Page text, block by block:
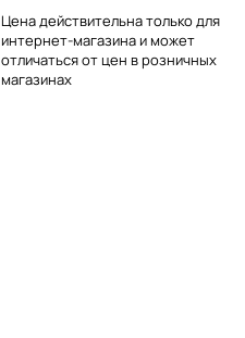
Цена действительна только для
интернет-магазина и может
отличаться от цен в розничных
магазинах